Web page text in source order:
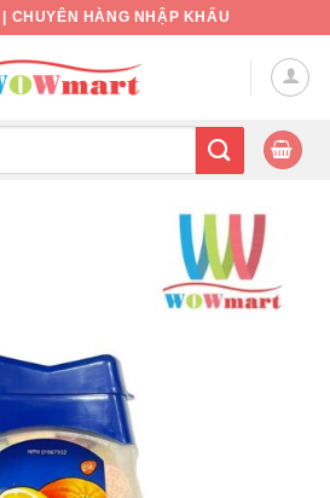
| CHUYÊN HÀNG NHẬP KHẨU